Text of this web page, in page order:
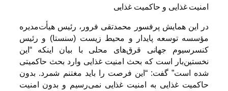
امنیت غذایی و حاکمیت غذایی
در این همایش پرفسور محمدتقی فرور، رئیس هیأت‌مدیره
مؤسسه توسعه پایدار و محیط زیست (سنستا) و رئیس
کنسرسیوم جهانی قرق‌های محلی با بیان اینکه “این
نخستین‌بار است که بحث امنیت غذایی وارد بحث حاکمیتی
شده است” گفت: “این فرصت را باید مغتنم شمرد. بدون
حاکمیت غذایی به امنیت غذایی نمی‌رسیم و بدون امنیت